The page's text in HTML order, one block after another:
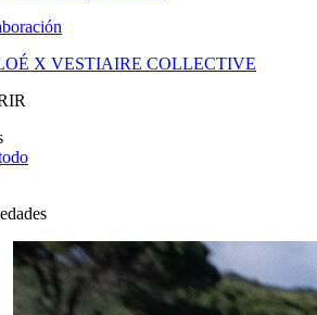
X VESTIAIRE COLLECTIVE